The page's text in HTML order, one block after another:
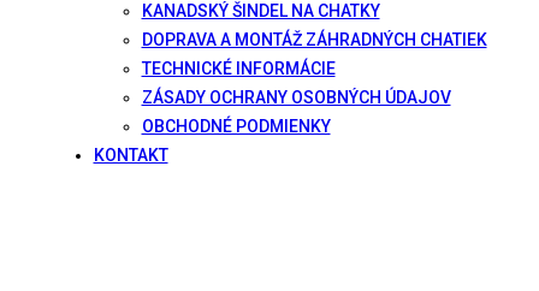
KANADSKÝ ŠINDEL NA CHATKY
DOPRAVA A MONTÁŽ ZÁHRADNÝCH CHATIEK
TECHNICKÉ INFORMÁCIE
ZÁSADY OCHRANY OSOBNÝCH ÚDAJOV
OBCHODNÉ PODMIENKY
KONTAKT